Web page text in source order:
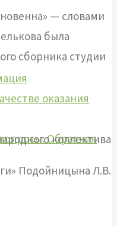
оказания
Обратная
— словами
была
сборника студии
коллектива
Подойницына Л.В.